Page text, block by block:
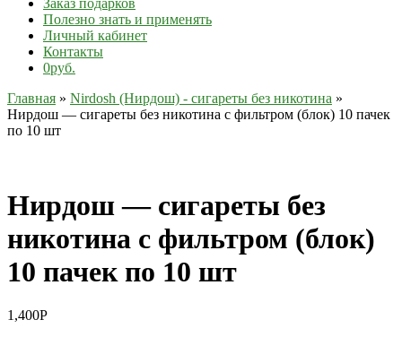
Заказ подарков
Полезно знать и применять
Личный кабинет
Контакты
0руб.
Главная » Nirdosh (Нирдош) - сигареты без никотина »
Нирдош — сигареты без никотина с фильтром (блок) 10 пачек
по 10 шт
Нирдош — сигареты без
никотина с фильтром (блок)
10 пачек по 10 шт
1,400Р